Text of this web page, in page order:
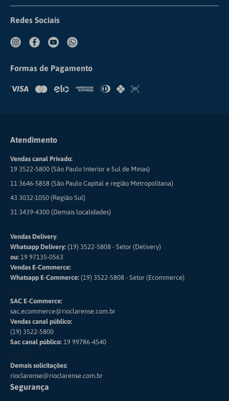
Compliance
Fazer Login
Redes Sociais
Formas de Pagamento
Segurança
Atendimento
Vendas canal Privado:
19 3522-5800 (São Paulo Interior e Sul de Minas)
11 3646-5858 (São Paulo Capital e região Metropolitana)
43 3032-1050 (Região Sul)
31 3439-4300 (Demais localidades)
Vendas Delivery:
Whatsapp Delivery: (19) 3522-5808 - Setor (Delivery)
ou: 19 97135-0563
Vendas E-Commerce:
Whatsapp E-Commerce: (19) 3522-5808 - Setor (Ecommerce)
<br/>
SAC E-Commerce:
sac.ecommerce@rioclarense.com.br
Vendas canal público:
(19) 3522-5800
Sac canal público: 19 99786-4540
<br/>
Demais solicitações:
rioclarense@rioclarense.com.br